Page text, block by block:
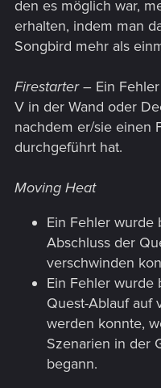
den es möglich war,
erhalten, indem man
Songbird mehr als
Firestarter– Ein
V in der Wand oder
nachdem er/sie einen
durchgeführt hat.
Moving Heat
Ein Fehler wurde
Abschluss der
verschwinden
Ein Fehler wurde
Quest-Ablauf auf
werden konnte,
Szenarien in der
begann.